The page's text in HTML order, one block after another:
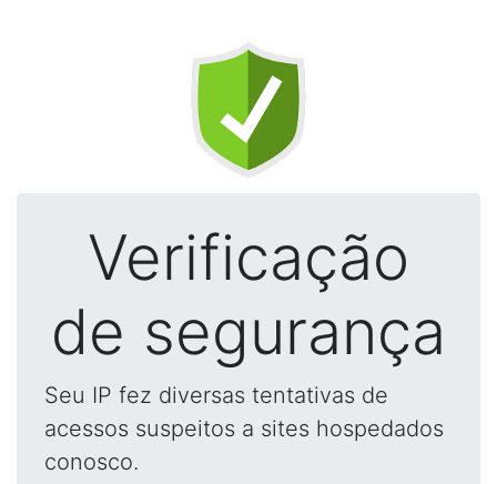
Verificação
de segurança
Seu IP fez diversas tentativas de
acessos suspeitos a sites hospedados
conosco.